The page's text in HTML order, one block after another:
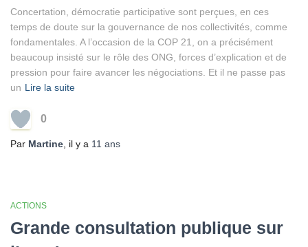
Concertation, démocratie participative sont perçues, en ces
temps de doute sur la gouvernance de nos collectivités, comme
fondamentales. A l’occasion de la COP 21, on a précisément
beaucoup insisté sur le rôle des ONG, forces d’explication et de
pression pour faire avancer les négociations. Et il ne passe pas
un Lire la suite
0
Par Martine , il y a 11 ans
ACTIONS
Grande consultation publique sur